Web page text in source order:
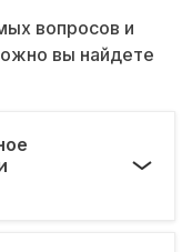
вопросов и
вы найдете